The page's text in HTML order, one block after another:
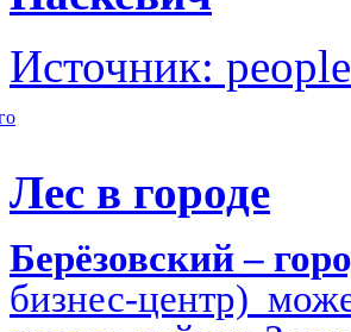
Источник:
Лес в городе
Берёзовский –
бизнес-центр)